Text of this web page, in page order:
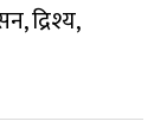
द्रिश्य,